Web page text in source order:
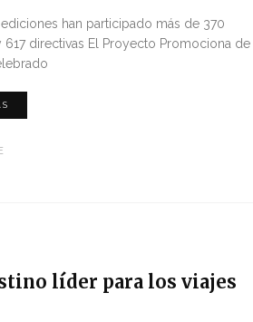
ediciones han participado más de 370
617 directivas El Proyecto Promociona de
líder para los viajes